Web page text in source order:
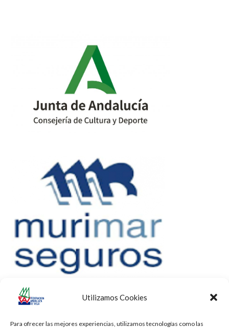
Utilizamos Cookies
Para ofrecer las mejores experiencias, utilizamos tecnologías como las